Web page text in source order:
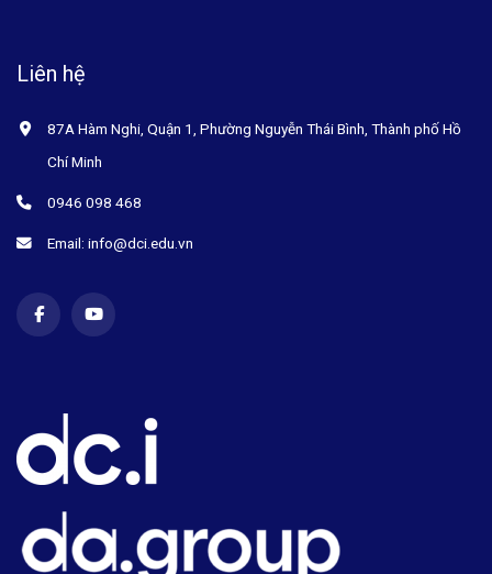
Liên hệ
87A Hàm Nghi, Quận 1, Phường Nguyễn Thái Bình, Thành phố Hồ
Chí Minh
0946 098 468
Email: info@dci.edu.vn